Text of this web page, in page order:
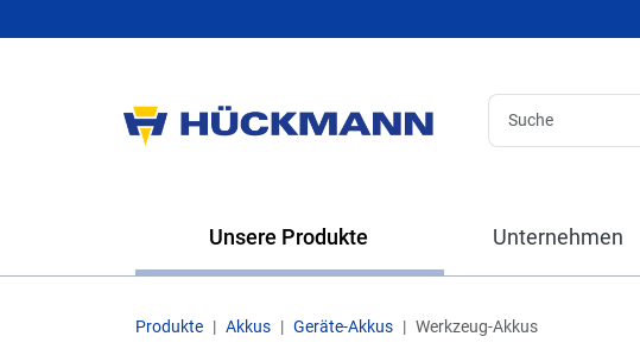
Unsere Produkte Unternehmen
Produkte Akkus Geräte-Akkus Werkzeug-Akkus